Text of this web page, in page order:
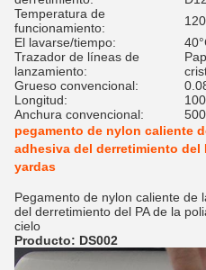
Temperatura de
funcionamiento:
El lavarse/tiempo:
Trazador de líneas de
lanzamiento:
Grueso convencional:
Longitud:
Anchura convencional:
pegamento de nylon caliente
adhesiva del derretimiento del
yardas
Pegamento de nylon caliente de
del derretimiento del PA de la
cielo
Producto: DS002